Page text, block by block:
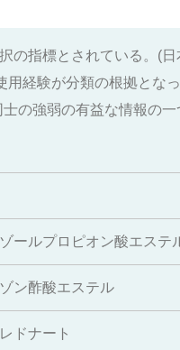
の指標とされている。(
経験が分類の根拠とな
の強弱の有益な情報の
ールプロピオン酸エステ
ン酢酸エステル
ドナート